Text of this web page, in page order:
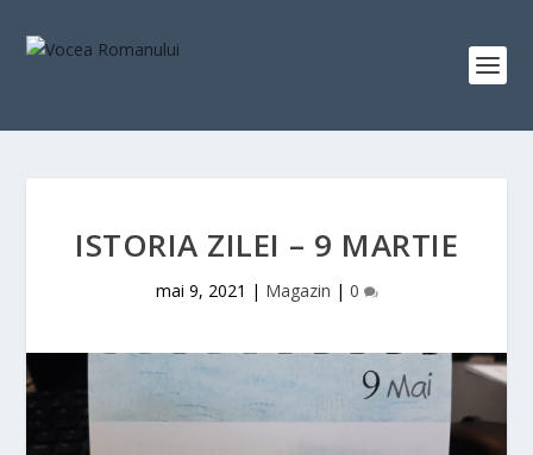
ISTORIA ZILEI – 9 MARTIE
mai 9, 2021 | Magazin | 0